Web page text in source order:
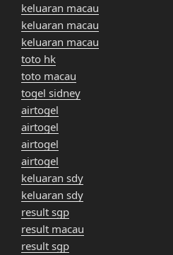
keluaran macau
keluaran macau
keluaran macau
toto hk
toto macau
togel sidney
airtogel
airtogel
airtogel
airtogel
keluaran sdy
keluaran sdy
result sgp
result macau
result sgp